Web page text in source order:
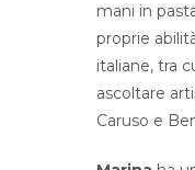
mani in
proprie
italiane, tra
ascoltare
Caruso e